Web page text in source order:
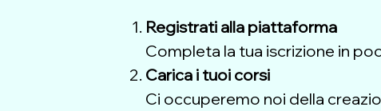
Registrati alla piattaforma
Completa la tua iscrizione in
Carica i tuoi corsi
Ci occuperemo noi della